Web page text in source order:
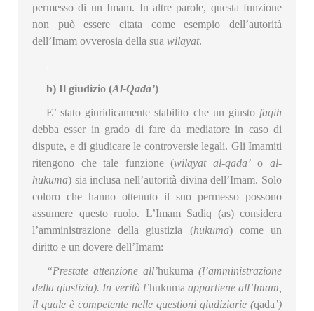
permesso di un Imam. In altre parole, questa funzione
non può essere citata come esempio dell’autorità
dell’Imam ovverosia della sua wilayat.
b) Il giudizio (Al-Qada’)
E’ stato giuridicamente stabilito che un giusto faqih
debba esser in grado di fare da mediatore in caso di
dispute, e di giudicare le controversie legali. Gli Imamiti
ritengono che tale funzione (wilayat al-qada’oal-
hukuma) sia inclusa nell’autorità divina dell’Imam. Solo
coloro che hanno ottenuto il suo permesso possono
assumere questo ruolo. L’Imam Sadiq (as) considera
l’amministrazione della giustizia (hukuma) come un
diritto e un dovere dell’Imam:
“Prestate attenzione all’hukuma (l’amministrazione
della giustizia). In verità l’hukuma appartiene all’Imam,
il quale è competente nelle questioni giudiziarie (qada’)